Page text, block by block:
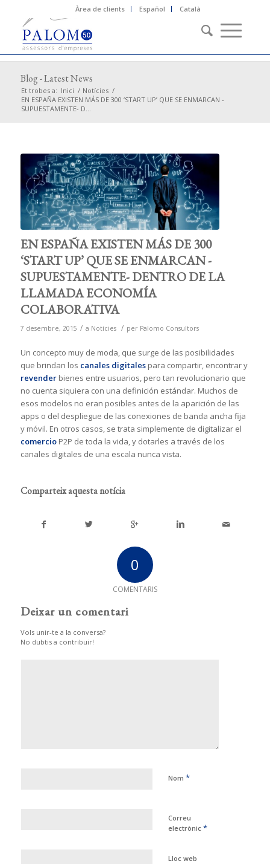
Àrea de clients Español Català
Blog - Latest News
Et trobes a: Inici / Notícies /
EN ESPAÑA EXISTEN MÁS DE 300 ‘START UP’ QUE SE ENMARCAN -
SUPUESTAMENTE- D...
EN ESPAÑA EXISTEN MÁS DE 300
‘START UP’ QUE SE ENMARCAN -
SUPUESTAMENTE- DENTRO DE LA
LLAMADA ECONOMÍA
COLABORATIVA
7 desembre, 2015 / a Notícies / per Palomo Consultors
Un concepto muy de moda, que surge de las posibilidades
que brindan los canales digitalespara compartir, encontrar y
revenderbienes entre usuarios, pero tan revolucionario que
no cuenta siquiera con una definición estándar. Muchos de
esos modelos no eran posibles antes de la aparición de las
apps o del despliegue de las conexiones de banda ancha fija
y móvil. En otros casos, se trata simplemente de digitalizar el
comercioP2P de toda la vida, y dotarles a través de los
canales digitales de una escala nunca vista.
Comparteix aquesta notícia
0
COMENTARIS
Deixar un comentari
Vols unir-te a la conversa?
No dubtis a contribuir!
Nom *
Correu
electrònic *
Lloc web